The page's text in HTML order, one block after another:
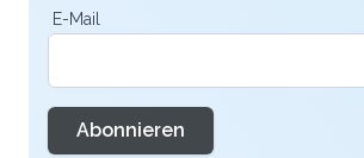
E-Mail
Abonnieren